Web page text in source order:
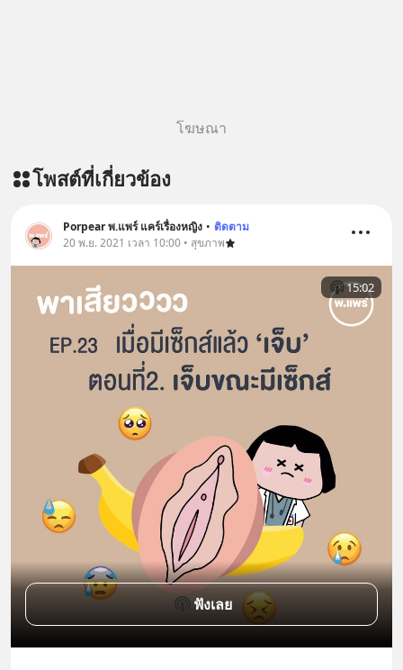
โฆษณา
โพสต์ที่เกี่ยวข้อง
Porpear พ.แพร์ แคร์เรื่องหญิง • ติดตาม
20 พ.ย. 2021 เวลา 10:00 • สุขภาพ
15:02
ฟังเลย